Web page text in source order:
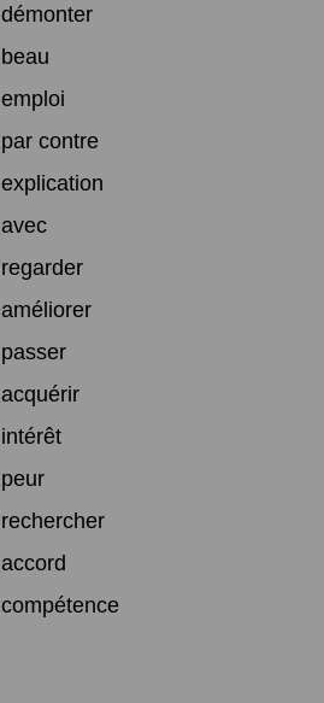
démonter
beau
emploi
par contre
explication
avec
regarder
améliorer
passer
acquérir
intérêt
peur
rechercher
accord
compétence